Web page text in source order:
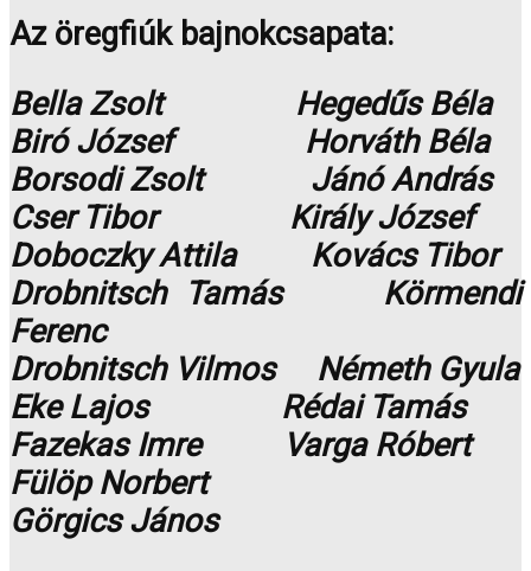
Az öregfiúk bajnokcsapata:
Bella Zsolt Hegedűs Béla
Biró József Horváth Béla
Borsodi Zsolt Jánó András
Cser Tibor Király József
Doboczky Attila Kovács Tibor
Drobnitsch Tamás Körmendi
Ferenc
Drobnitsch Vilmos Németh Gyula
Eke Lajos Rédai Tamás
Fazekas Imre Varga Róbert
Fülöp Norbert
Görgics János